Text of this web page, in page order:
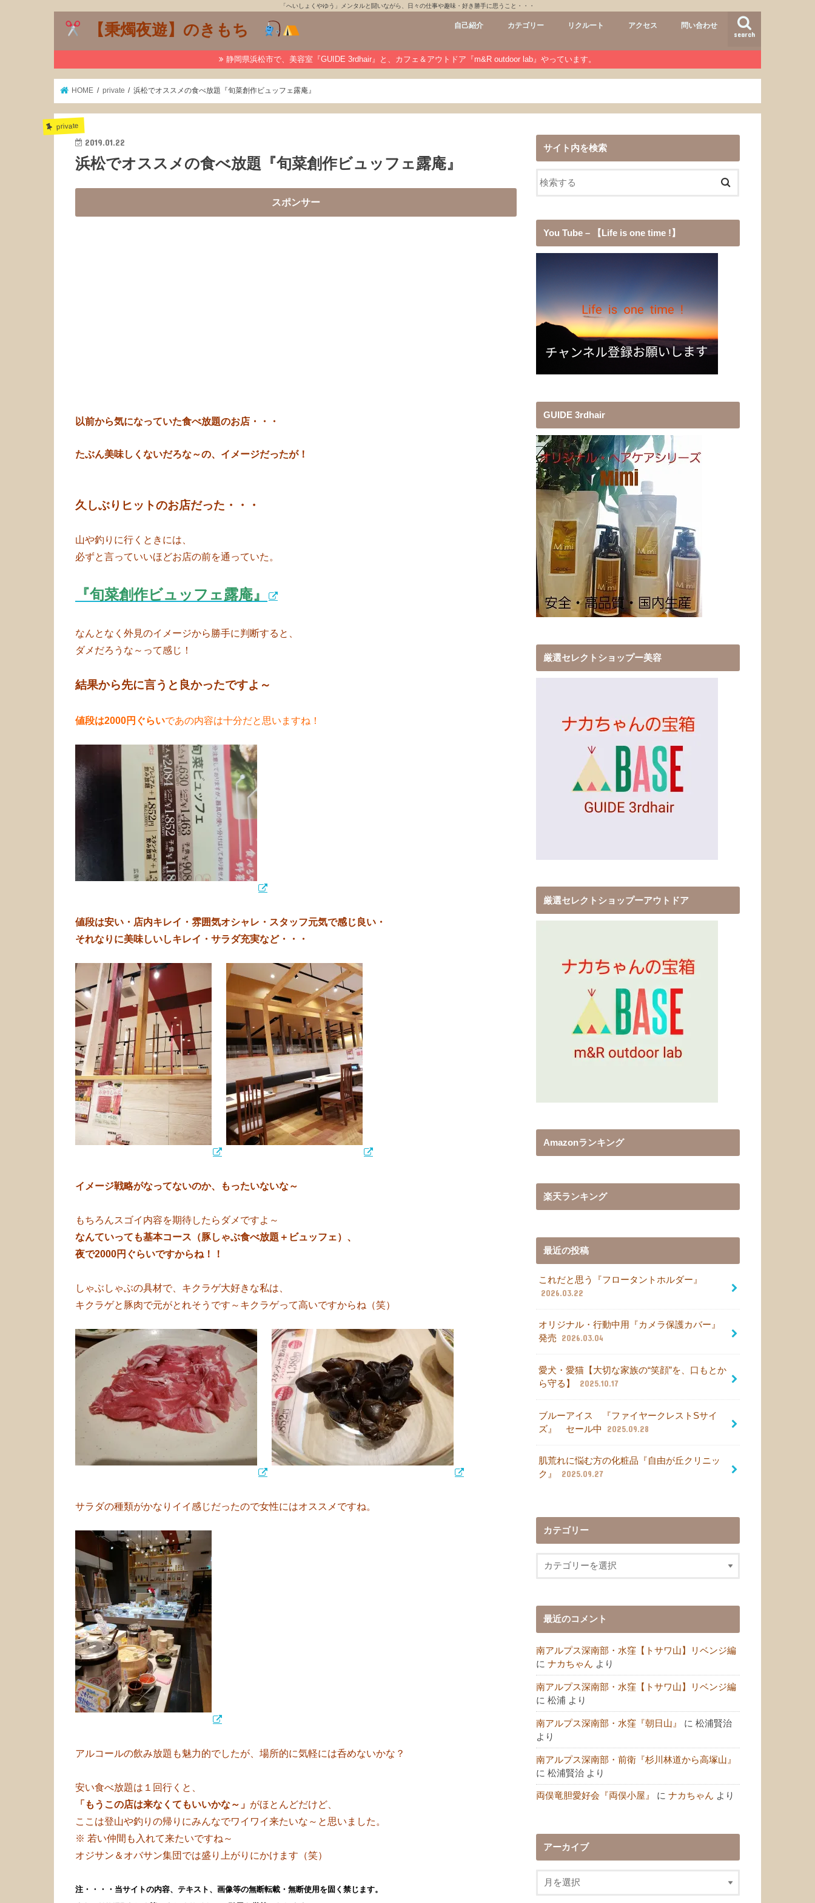
「へいしょくやゆう」メンタルと闘いながら、日々の仕事や趣味・好き勝手に思うこと・・・
【秉燭夜遊】のきもち search
自己紹介 カテゴリー
GUIDE 3rdhair おすすめメニュー
ヘアースタイル
商品
m&R outdoor lab ワンコ
道具
private 愛犬チョコ
渓流釣り
登山
未分類
リクルート アクセス 問い合わせ
静岡県浜松市で、美容室『GUIDE 3rdhair』と、カフェ＆アウトドア『m&R outdoor lab』やっています。
HOME private 浜松でオススメの食べ放題『旬菜創作ビュッフェ露庵』
private
2019.01.22
浜松でオススメの食べ放題『旬菜創作ビュッフェ露庵』
スポンサー
以前から気になっていた食べ放題のお店・・・
たぶん美味しくないだろな～の、イメージだったが！
久しぶりヒットのお店だった・・・
山や釣りに行くときには、
必ずと言っていいほどお店の前を通っていた。
『旬菜創作ビュッフェ露庵』
なんとなく外見のイメージから勝手に判断すると、
ダメだろうな～って感じ！
結果から先に言うと良かったですよ～
値段は2000円ぐらいであの内容は十分だと思いますね！
値段は安い・店内キレイ・雰囲気オシャレ・スタッフ元気で感じ良い・
それなりに美味しいしキレイ・サラダ充実など・・・
イメージ戦略がなってないのか、もったいないな～
もちろんスゴイ内容を期待したらダメですよ～
なんていっても基本コース（豚しゃぶ食べ放題＋ビュッフェ）、
夜で2000円ぐらいですからね！！
しゃぶしゃぶの具材で、キクラゲ大好きな私は、
キクラゲと豚肉で元がとれそうです～キクラゲって高いですからね（笑）
サラダの種類がかなりイイ感じだったので女性にはオススメですね。
アルコールの飲み放題も魅力的でしたが、場所的に気軽には呑めないかな？
安い食べ放題は１回行くと、
「もうこの店は来なくてもいいかな～」 がほとんどだけど、
ここは登山や釣りの帰りにみんなでワイワイ来たいな～と思いました。
※ 若い仲間も入れて来たいですね～
オジサン＆オバサン集団では盛り上がりにかけます（笑）
注・・・・当サイトの内容、テキスト、画像等の無断転載・無断使用を固く禁じます。
サイト内を検索
You Tube – 【Life is one time !】
GUIDE 3rdhair
厳選セレクトショップー美容
厳選セレクトショップーアウトドア
Amazonランキング
楽天ランキング
最近の投稿
これだと思う『フロータントホルダー』
2026.03.22
オリジナル・行動中用『カメラ保護カバー』
発売
2026.03.04
愛犬・愛猫【大切な家族の“笑顔”を、口もとか
ら守る】
2025.10.17
ブルーアイス 『ファイヤークレストSサイ
ズ』 セール中
2025.09.28
肌荒れに悩む方の化粧品『自由が丘クリニッ
ク』
2025.09.27
カテゴリー
最近のコメント
南アルプス深南部・水窪【トサワ山】リベンジ編
に ナカちゃん より
南アルプス深南部・水窪【トサワ山】リベンジ編
に 松浦 より
南アルプス深南部・水窪『朝日山』 に 松浦賢治
より
南アルプス深南部・前衛『杉川林道から高塚山』
に 松浦賢治 より
両俣竜胆愛好会『両俣小屋』 に ナカちゃん より
アーカイブ